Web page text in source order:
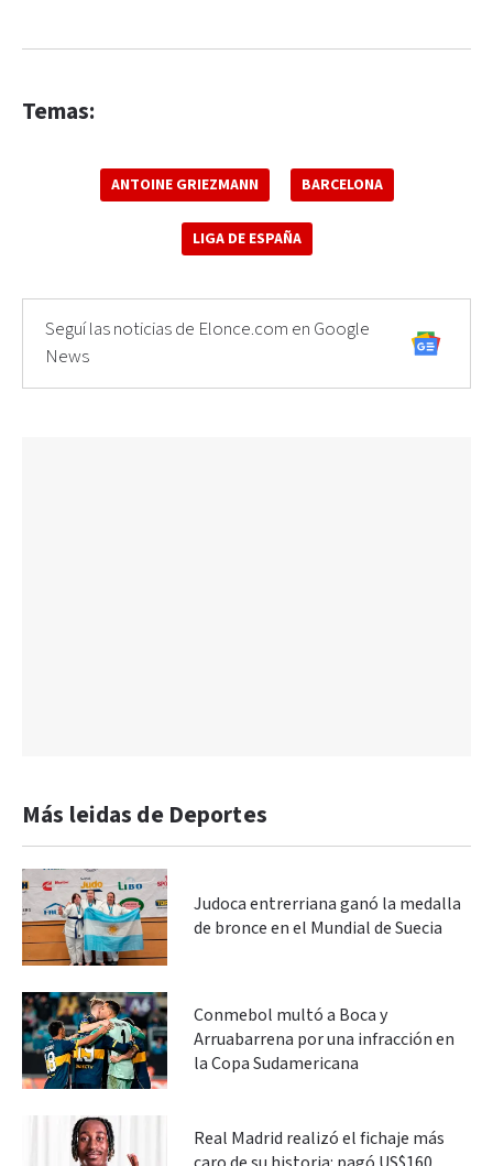
Temas:
ANTOINE GRIEZMANN BARCELONA
LIGA DE ESPAÑA
Seguí las noticias de Elonce.com en Google
News
Más leidas de Deportes
Judoca entrerriana ganó la medalla
de bronce en el Mundial de Suecia
Conmebol multó a Boca y
Arruabarrena por una infracción en
la Copa Sudamericana
Real Madrid realizó el fichaje más